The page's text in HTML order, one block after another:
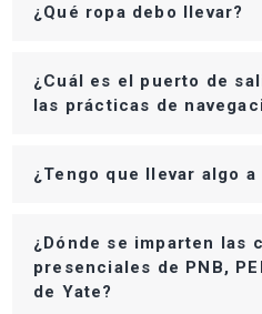
¿Qué ropa debo llevar?
¿Cuál es el puerto de
las prácticas de
¿Tengo que llevar algo
¿Dónde se imparten las
presenciales de PNB,
de Yate?